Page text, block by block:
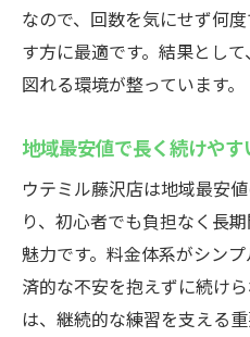
なので、回数を気にせず何
す方に最適です。結果とし
図れる環境が整っています。
地域最安値で長く続けや
ウテミル藤沢店は地域最安
り、初心者でも負担なく長
魅力です。料金体系がシン
済的な不安を抱えずに続け
は、継続的な練習を支える